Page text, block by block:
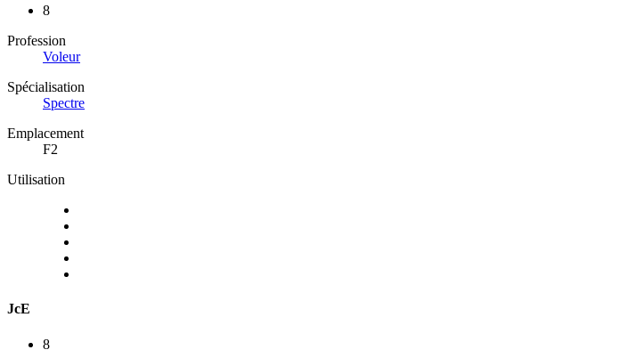
8
Profession
Voleur
Spécialisation
Spectre
Emplacement
F2
Utilisation
JcE
8